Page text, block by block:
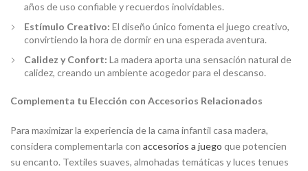
años de uso confiable y recuerdos inolvidables.
Estímulo Creativo: El diseño único fomenta el juego creativo,
convirtiendo la hora de dormir en una esperada aventura.
Calidez y Confort: La madera aporta una sensación natural de
calidez, creando un ambiente acogedor para el descanso.
Complementa tu Elección con Accesorios Relacionados
Para maximizar la experiencia de la cama infantil casa madera,
considera complementarla con accesorios a juego que potencien
su encanto. Textiles suaves, almohadas temáticas y luces tenues